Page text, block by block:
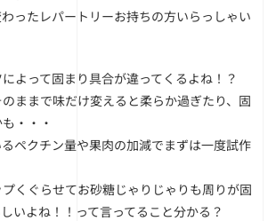
ったレパートリーお持ちの方いらっしゃい
よって固まり具合が違ってくるよね！？
ままで味だけ変えると柔らか過ぎたり、固
・・・
ペクチン量や果肉の加減でまずは一度試作
くぐらせてお砂糖じゃりじゃりも周りが固
いよね！！って言ってること分かる？